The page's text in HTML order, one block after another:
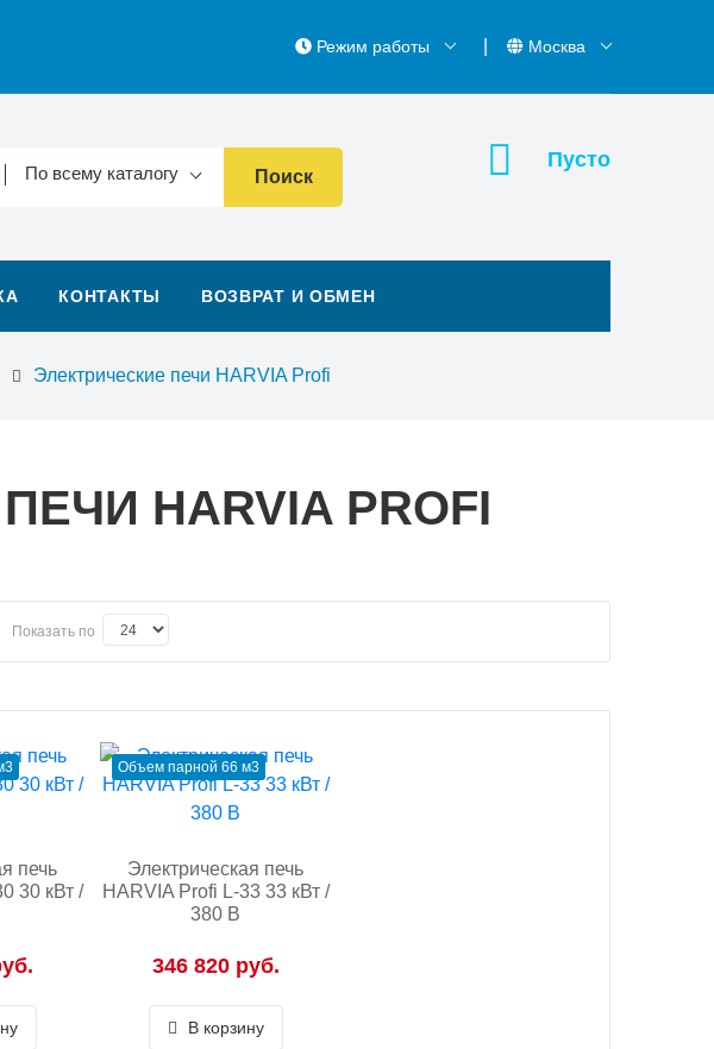
Режим работы Москва
По всему каталогу Поиск
КОНТАКТЫ ВОЗВРАТ И ОБМЕН
Пусто
Электрические печи HARVIA Profi
HARVIA PROFI
Показать по
печь
30 кВт /
Объем парной 66 м3
Электрическая печь
HARVIA Profi L-33 33 кВт /
380 В
346 820 руб.
В корзину